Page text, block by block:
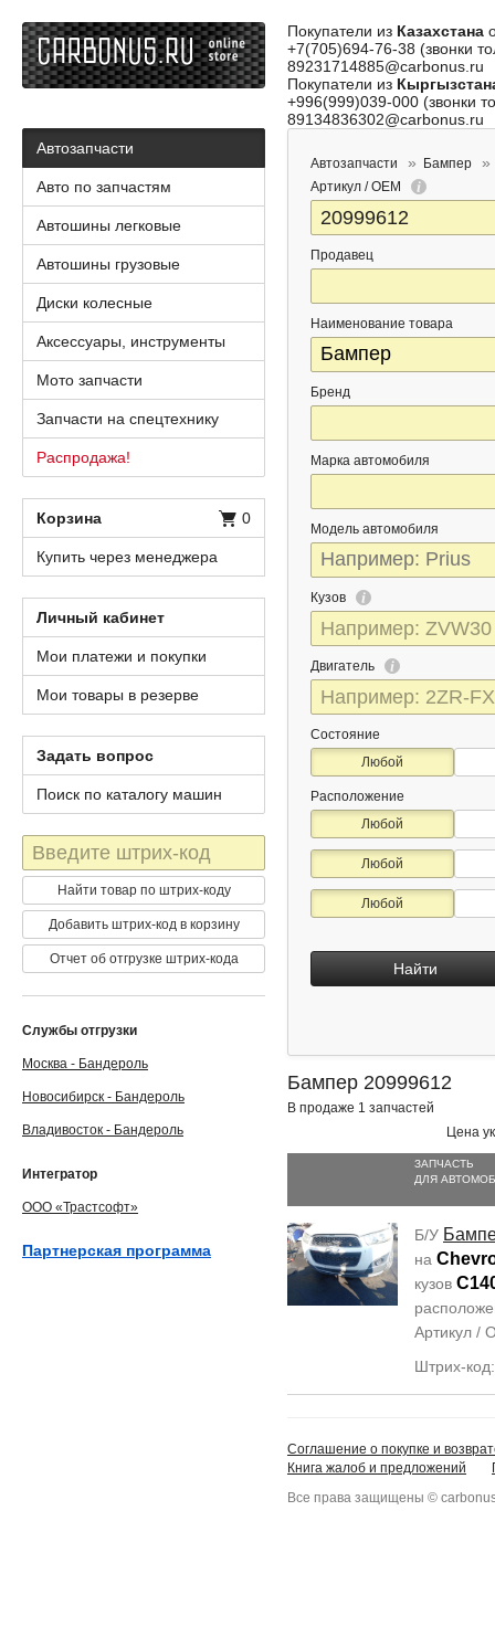
Покупатели из Казахстана
+7(705)694-76-38 (звонки
89231714885@carbonus.ru
Покупатели из
+996(999)039-000 (звонки
89134836302@carbonus.ru
Автозапчасти
Бампер
Артикул / OEM
Продавец
Наименование товара
Бренд
Марка автомобиля
Модель автомобиля
Кузов
Двигатель
Состояние
Любой
Расположение
Любой
Любой
Любой
Найти
Бампер 20999612
В продаже 1 запчастей
Цена
ЗАПЧАСТЬ
ДЛЯ
Б/У
на
кузов
Артикул /
Штрих-
Автозапчасти
Авто по запчастям
Автошины легковые
Автошины грузовые
Диски колесные
Аксессуары, инструменты
Мото запчасти
Запчасти на спецтехнику
Распродажа!
Корзина 0
Купить через менеджера
Личный кабинет
Мои платежи и покупки
Мои товары в резерве
Задать вопрос
Поиск по каталогу машин
Штрих-
код
Найти товар по штрих-коду
Добавить штрих-код в корзину
Отчет об отгрузке штрих-кода
Службы отгрузки
Москва - Бандероль
Новосибирск - Бандероль
Владивосток - Бандероль
Интегратор
ООО «Трастсофт»
Партнерская программа
Соглашение о покупке и
Книга жалоб и предложений
Все права защищены ©